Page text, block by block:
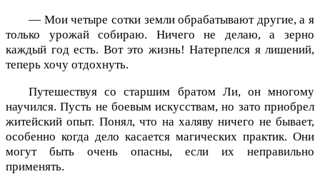
— Мои четыре сотки земли обрабатывают другие, а я
только урожай собираю. Ничего не делаю, а зерно
каждый год есть. Вот это жизнь! Натерпелся я лишений,
теперь хочу отдохнуть.
Путешествуя со старшим братом Ли, он многому
научился. Пусть не боевым искусствам, но зато приобрел
житейский опыт. Понял, что на халяву ничего не бывает,
особенно когда дело касается магических практик. Они
могут быть очень опасны, если их неправильно
применять.